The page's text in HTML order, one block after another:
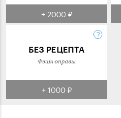
+ 2000 ₽
БЕЗ РЕЦЕПТА
Фэшн оправы
+ 1000 ₽